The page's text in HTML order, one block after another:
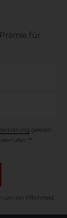
für
gelesen
um ein Pflichtfeld.